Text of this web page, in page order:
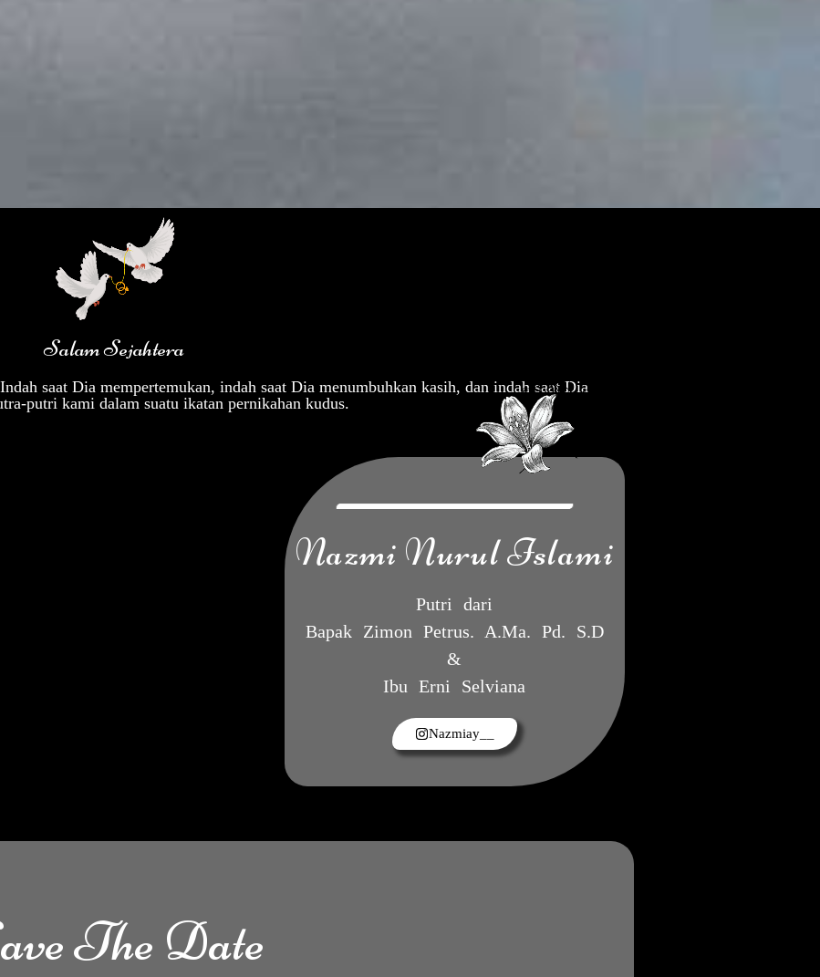
Salam Sejahtera
saat Dia mempertemukan, indah saat Dia menumbuhkan kasih, dan indah saat Dia
putri kami dalam suatu ikatan pernikahan kudus.
Nazmi Nurul Islami
Putri dari
Bapak Zimon Petrus. A.Ma. Pd. S.D
&
Ibu Erni Selviana
Nazmiay__
The Date